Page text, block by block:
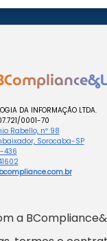
DA INFORMAÇÃO LTDA.
0001-70
Rabello, nº 98
Sorocaba-SP
436
a